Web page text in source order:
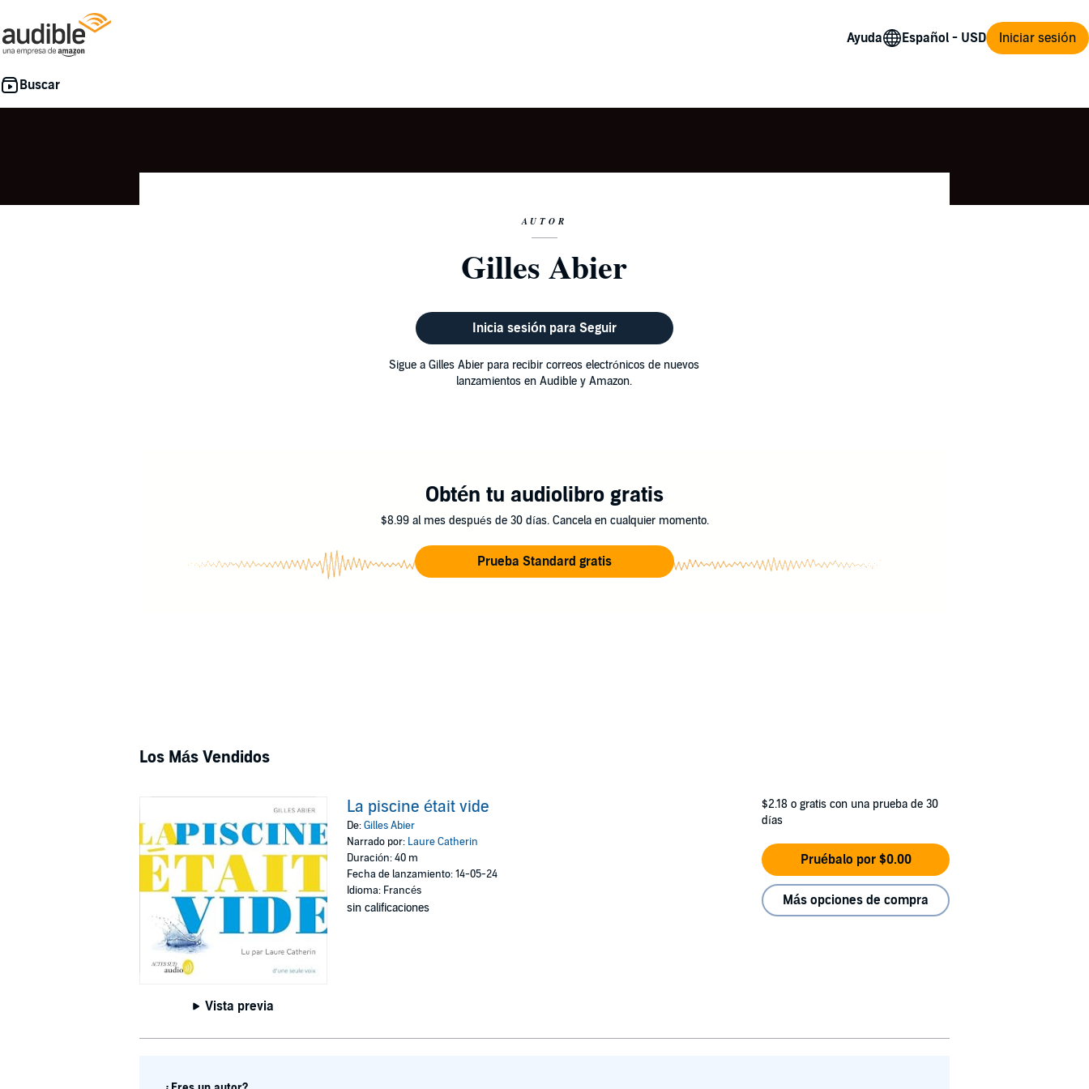
Ayuda Iniciar sesión
AUTOR
Gilles Abier
Inicia sesión para Seguir
Sigue a Gilles Abier para recibir correos electrónicos de nuevos
lanzamientos en Audible y Amazon.
Obtén tu audiolibro gratis
$8.99 al mes después de 30 días. Cancela en cualquier momento.
Prueba Standard gratis
Los Más Vendidos
Vista previa
La piscine était vide
De:Gilles Abier
Narrado por: Laure Catherin
Duración: 40 m
Fecha de lanzamiento: 14-05-24
Idioma: Francés
sin calificaciones
$2.18 o gratis con una prueba de 30
días
Pruébalo por $0.00
Más opciones de compra